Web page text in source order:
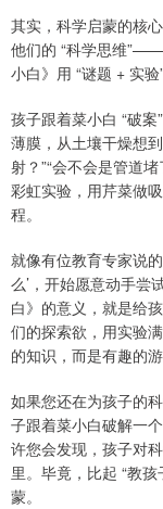
其实，科学启蒙的核
他们的 “科学思维
小白》用 “谜题 + 实验
孩子跟着菜小白 “破
薄膜，从土壤干燥想
射？”“会不会是管道
彩虹实验，用芹菜做
程。
就像有位教育专家说
么’，开始愿意动手尝
白》的意义，就是给
们的探索欲，用实验
的知识，而是有趣的游
如果您还在为孩子的
子跟着菜小白破解一
许您会发现，孩子对
里。毕竟，比起 “教
蒙。